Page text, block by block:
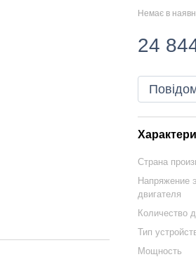
Немає в
24
Страна
Напряжение
двигателя
Количество
Тип
Мощность